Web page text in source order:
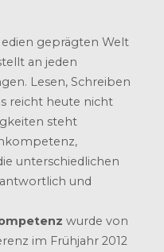
geprägten Welt
an jeden
Lesen, Schreiben
reicht heute nicht
steht
unterschiedlichen
und
wurde von
im Frühjahr 2012